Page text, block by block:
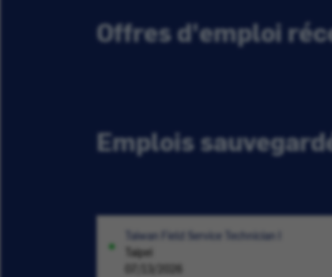
Offres d'emploi
Emplois
Taiwan Field Service Technician I
Taipei
07/13/2026